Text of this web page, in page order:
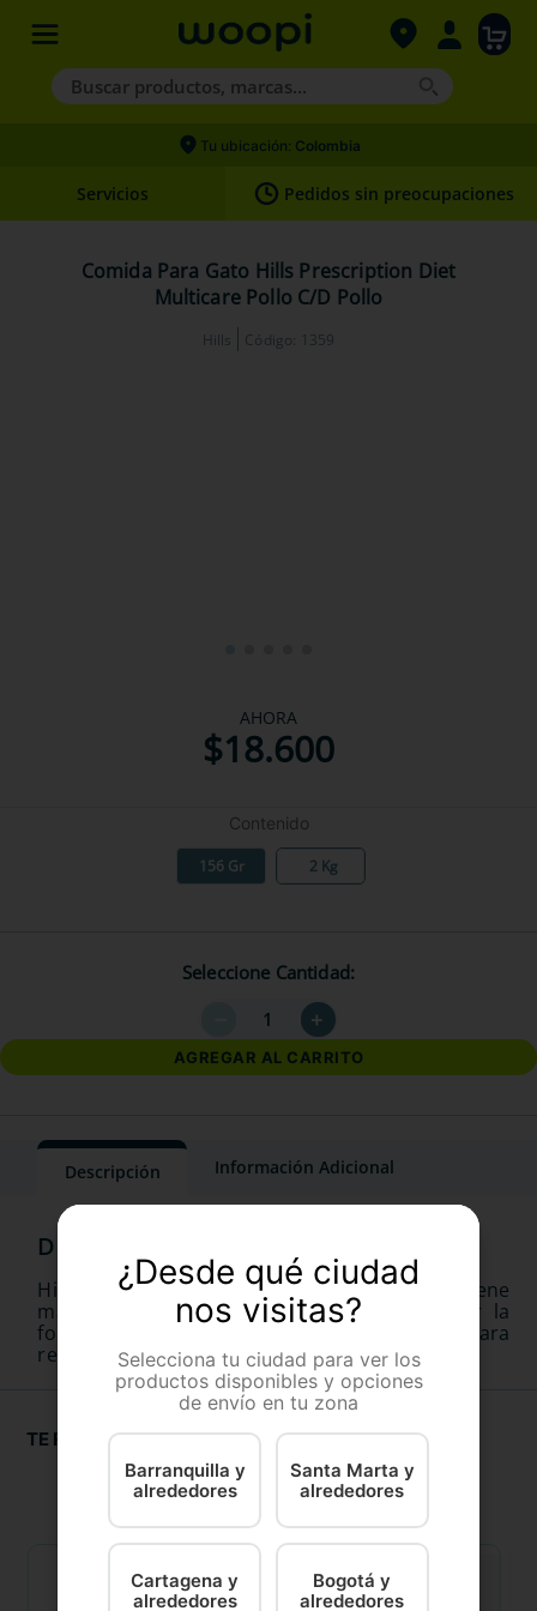
Buscar productos, marcas...
Términos más buscados
2.
hills
nexgard
royal canin
Tu ubicación: Colombia
Servicios Pedidos sin preocupaciones
Comida Para Gato Hills Prescription Diet
Multicare Pollo C/D Pollo
Hills Código: 1359
AHORA
$18.600
Contenido
156 Gr 2 Kg
Seleccione Cantidad
＋
AGREGAR AL CARRITO
Descripción Información Adicional
Hill’s Prescription Diet c/d Multicare contiene
magnesio, fósforo y proteina para controlar la
formación de estruvita; y citrato de potasio para
reducir la formación de oxalatos de calcio
TE RECOMENDAMOS
¿Desde qué ciudad
nos visitas?
Selecciona tu ciudad para ver los
productos disponibles y opciones
de envío en tu zona
Barranquilla y
alrededores
Santa Marta y
alrededores
Cartagena y
alrededores
Bogotá y
alrededores